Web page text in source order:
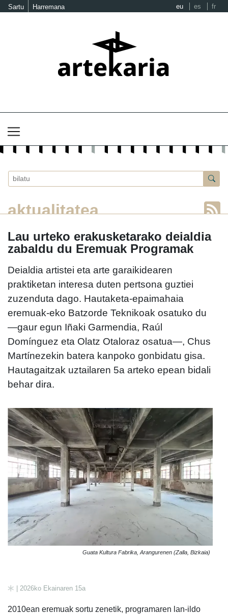
Sartu Harremana eu es fr
aktualitatea
Lau urteko erakusketarako deialdia
zabaldu du Eremuak Programak
Deialdia artistei eta arte garaikidearen
praktiketan interesa duten pertsona guztiei
zuzenduta dago. Hautaketa-epaimahaia
eremuak-eko Batzorde Teknikoak osatuko du
—gaur egun Iñaki Garmendia, Raúl
Domínguez eta Olatz Otaloraz osatua—, Chus
Martínezekin batera kanpoko gonbidatu gisa.
Hautagaitzak uztailaren 5a arteko epean bidali
behar dira.
Guata Kultura Fabrika, Arangurenen (Zalla, Bizkaia)
| 2026ko Ekainaren 15a
2010ean eremuak sortu zenetik, programaren lan-ildo